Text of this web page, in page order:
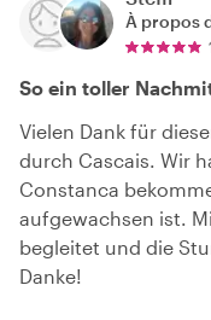
À propos
So ein toller
Vielen Dank für
durch Cascais. Wir
Constanca
aufgewachsen ist.
begleitet und die
Danke!